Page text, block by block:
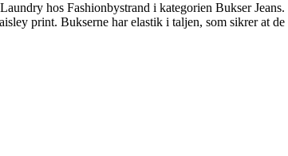
hos Fashionbystrand i kategorien Bukser Jeans.
print. Bukserne har elastik i taljen, som sikrer at